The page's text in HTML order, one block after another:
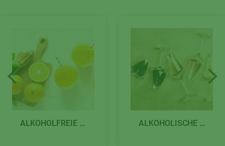
ALKOHOLFREIE GETRÄNKE ALKOHOLISCHE GETRÄNKE